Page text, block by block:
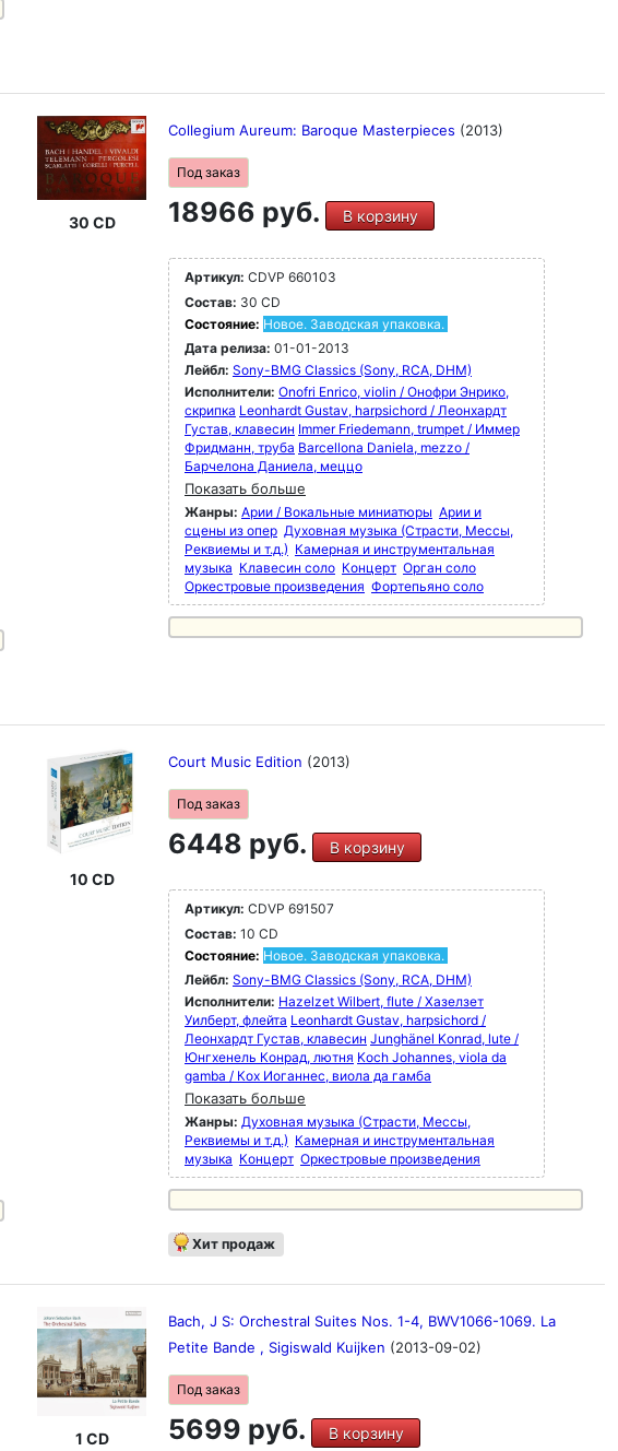
30 CD
Collegium Aureum: Baroque Masterpieces (2013)
Под заказ
18966 руб. В корзину
Артикул: CDVP 660103
Состав: 30 CD
Состояние: Новое. Заводская упаковка.
Дата релиза: 01-01-2013
Лейбл: Sony-BMG Classics (Sony, RCA, DHM)
Исполнители: Onofri Enrico, violin / Онофри Энрико,
скрипка Leonhardt Gustav, harpsichord / Леонхардт
Густав, клавесин Immer Friedemann, trumpet / Иммер
Фридманн, труба Barcellona Daniela, mezzo /
Барчелона Даниела, меццо
Показать больше
Жанры: Арии / Вокальные миниатюры Арии и
сцены из опер Духовная музыка (Страсти, Мессы,
Реквиемы и т.д.) Камерная и инструментальная
музыка Клавесин соло Концерт Орган соло
Оркестровые произведения Фортепьяно соло
10 CD
Court Music Edition (2013)
Под заказ
6448 руб. В корзину
Артикул: CDVP 691507
Состав: 10 CD
Состояние: Новое. Заводская упаковка.
Лейбл: Sony-BMG Classics (Sony, RCA, DHM)
Исполнители: Hazelzet Wilbert, flute / Хазелзет
Уилберт, флейта Leonhardt Gustav, harpsichord /
Леонхардт Густав, клавесин Junghänel Konrad, lute /
Юнгхенель Конрад, лютня Koch Johannes, viola da
gamba / Кох Иоганнес, виола да гамба
Показать больше
Жанры: Духовная музыка (Страсти, Мессы,
Реквиемы и т.д.) Камерная и инструментальная
музыка Концерт Оркестровые произведения
Хит продаж
1 CD
Bach, J S: Orchestral Suites Nos. 1-4, BWV1066-1069. La
Petite Bande , Sigiswald Kuijken (2013-09-02)
Под заказ
5699 руб. В корзину